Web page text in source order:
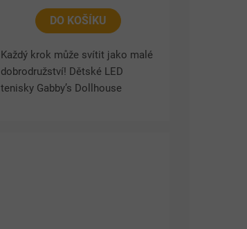
DO KOŠÍKU
Každý krok může svítit jako malé
dobrodružství! Dětské LED
tenisky Gabby’s Dollhouse